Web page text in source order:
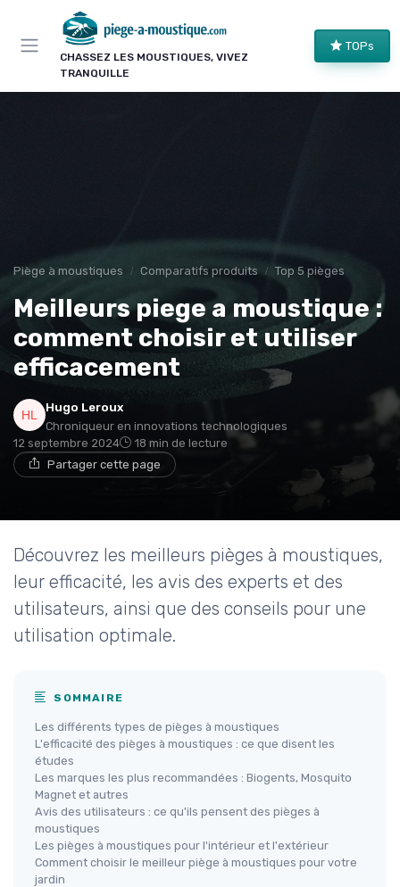
CHASSEZ LES MOUSTIQUES, VIVEZ
TRANQUILLE
TOPs
Piège à moustiques Comparatifs produits Top 5 pièges
Meilleurs piege a moustique :
comment choisir et utiliser
efficacement
Hugo Leroux
Chroniqueur en innovations technologiques
12 septembre 2024
18 min de lecture
Partager cette page
Découvrez les meilleurs pièges à moustiques,
leur efficacité, les avis des experts et des
utilisateurs, ainsi que des conseils pour une
utilisation optimale.
SOMMAIRE
Les différents types de pièges à moustiques
L'efficacité des pièges à moustiques : ce que disent les
études
Les marques les plus recommandées : Biogents, Mosquito
Magnet et autres
Avis des utilisateurs : ce qu'ils pensent des pièges à
moustiques
Les pièges à moustiques pour l'intérieur et l'extérieur
Comment choisir le meilleur piège à moustiques pour votre
jardin
Panneau de gestion des cookies